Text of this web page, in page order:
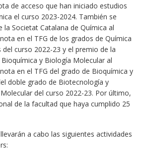
de acceso que han iniciado estudios
el curso 2023-2024. También se
la Societat Catalana de Química al
en el TFG de los grados de Química
del curso 2022-23 y el premio de la
y Biología Molecular al
en el TFG del grado de Bioquímica y
doble grado de Biotecnología y
del curso 2022-23. Por último,
de la facultad que haya cumplido 25
a cabo las siguientes actividades